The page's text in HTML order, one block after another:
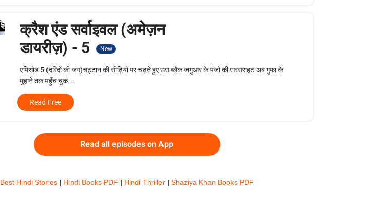
क्रैश एंड सर्वाइवल (अमेज़न
डायरीज़) - 5
New
एपिसोड 5 (दरिंदों की जंग)चट्टान की सीढ़ियों पर चढ़ते हुए उस ब्लैक जगुआर के पंजों की सरसराहट अब गुफा के
मुहाने तक पहुँच चुक...
Read Free
Read all episodes on App
Best Hindi Stories | Hindi Books PDF | Hindi Thriller | Shaziya Khan Books PDF